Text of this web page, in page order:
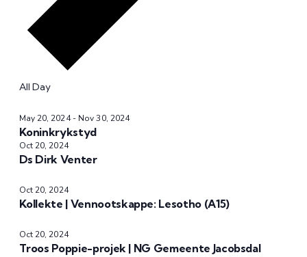
All Day
May 20, 2024- Nov 30, 2024
Koninkrykstyd
Oct 20, 2024
Ds Dirk Venter
Oct 20, 2024
Kollekte | Vennootskappe: Lesotho (A15)
Oct 20, 2024
Troos Poppie-projek | NG Gemeente Jacobsdal